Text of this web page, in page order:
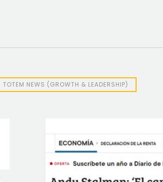
TOTEM NEWS (GROWTH & LEADERSHIP)